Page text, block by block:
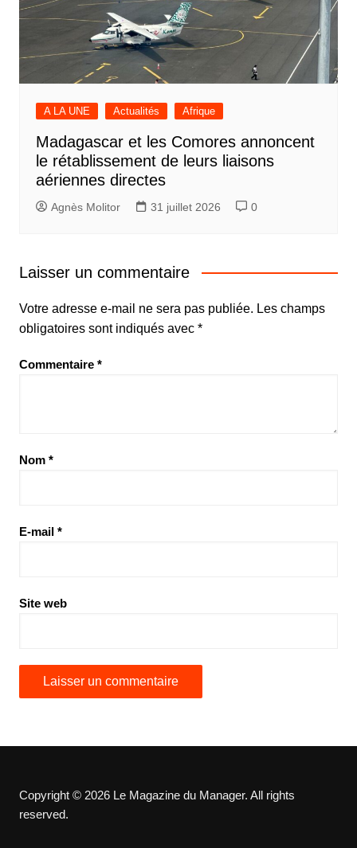
A LA UNE Actualités Afrique
Madagascar et les Comores annoncent
le rétablissement de leurs liaisons
aériennes directes
Agnès Molitor 31 juillet 2026 0
Laisser un commentaire
Votre adresse e-mail ne sera pas publiée. Les champs
obligatoires sont indiqués avec *
Commentaire *
Nom *
E-mail *
Site web
Copyright © 2026 Le Magazine du Manager. All rights
reserved.